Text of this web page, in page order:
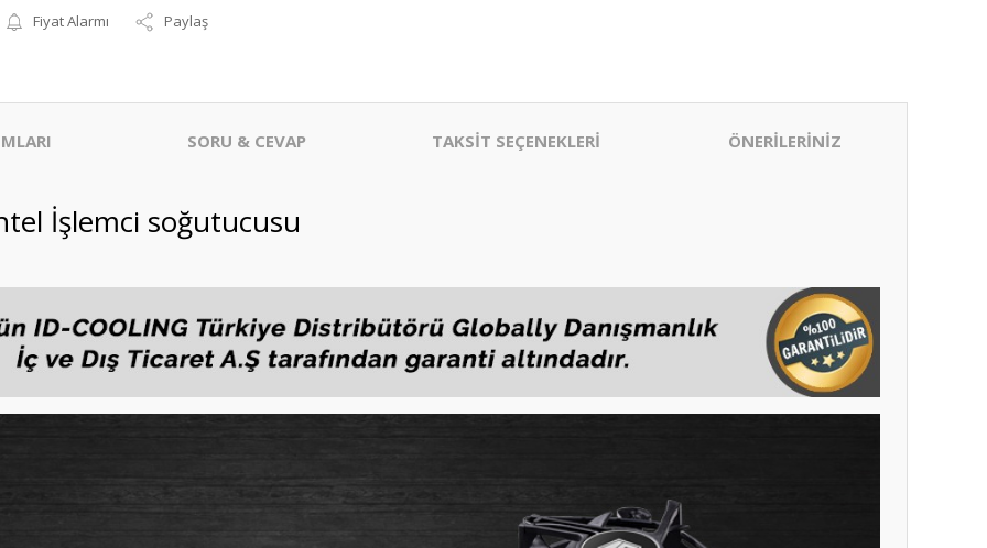
Fiyat Alarmı Paylaş
SORU & CEVAP TAKSİT SEÇENEKLERİ ÖNERİLERİNİZ
İşlemci soğutucusu